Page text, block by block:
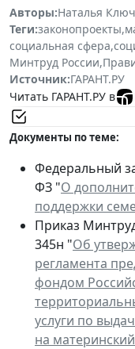
Авторы:Наталья
Теги:законопроекты,
социальная сфера,
Минтруд России,
Источник:ГАРАНТ.РУ
Читать ГАРАНТ.РУ в
Документы по теме:
Федеральный
ФЗ "О
поддержки
Приказ
345н "Об
регламента
фондом
услуги по
на